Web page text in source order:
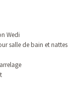
Wedi
salle de bain et